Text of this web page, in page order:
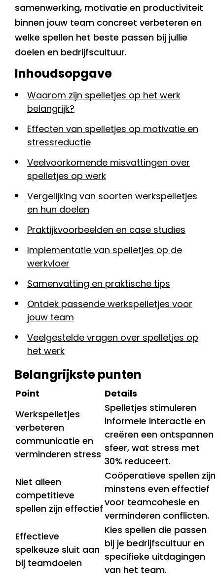
samenwerking, motivatie en productiviteit
binnen jouw team concreet verbeteren en
welke spellen het beste passen bij jullie
doelen en bedrijfscultuur.
Inhoudsopgave
Waarom zijn spelletjes op het werk
belangrijk?
Effecten van spelletjes op motivatie en
stressreductie
Veelvoorkomende misvattingen over
spelletjes op werk
Vergelijking van soorten werkspelletjes
en hun doelen
Praktijkvoorbeelden en case studies
Implementatie van spelletjes op de
werkvloer
Samenvatting en praktische tips
Ontdek passende werkspelletjes voor
jouw team
Veelgestelde vragen over spelletjes op
het werk
Belangrijkste punten
Point
Details
Werkspelletjes
verbeteren
communicatie en
verminderen stress
Spelletjes stimuleren
informele interactie en
creëren een ontspannen
sfeer, wat stress met
30% reduceert.
Niet alleen
competitieve
spellen zijn effectief
Coöperatieve spellen zijn
minstens even effectief
voor teamcohesie en
verminderen conflicten.
Effectieve
spelkeuze sluit aan
bij teamdoelen
Kies spellen die passen
bij je bedrijfscultuur en
specifieke uitdagingen
van het team.